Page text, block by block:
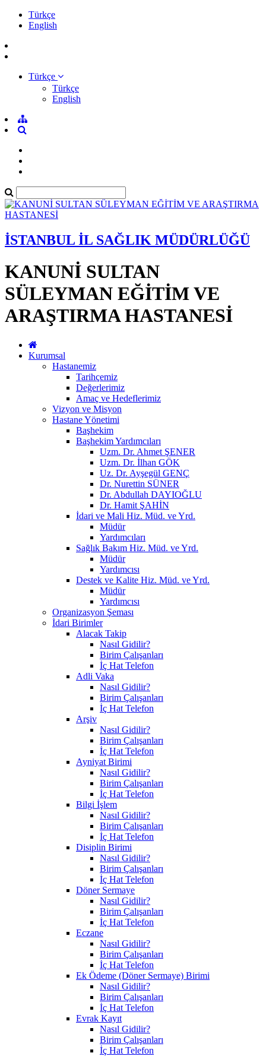
Türkçe
English
Türkçe
Türkçe
English
İSTANBUL İL SAĞLIK MÜDÜRLÜĞÜ
KANUNİ SULTAN
SÜLEYMAN EĞİTİM VE
ARAŞTIRMA HASTANESİ
Kurumsal
Hastanemiz
Tarihçemiz
Değerlerimiz
Amaç ve Hedeflerimiz
Vizyon ve Misyon
Hastane Yönetimi
Başhekim
Başhekim Yardımcıları
Uzm. Dr. Ahmet ŞENER
Uzm. Dr. İlhan GÖK
Uz. Dr. Ayşegül GENÇ
Dr. Nurettin SÜNER
Dr. Abdullah DAYIOĞLU
Dr. Hamit ŞAHİN
İdari ve Mali Hiz. Müd. ve Yrd.
Müdür
Yardımcıları
Sağlık Bakım Hiz. Müd. ve Yrd.
Müdür
Yardımcısı
Destek ve Kalite Hiz. Müd. ve Yrd.
Müdür
Yardımcısı
Organizasyon Şeması
İdari Birimler
Alacak Takip
Nasıl Gidilir?
Birim Çalışanları
İç Hat Telefon
Adli Vaka
Nasıl Gidilir?
Birim Çalışanları
İç Hat Telefon
Arşiv
Nasıl Gidilir?
Birim Çalışanları
İç Hat Telefon
Ayniyat Birimi
Nasıl Gidilir?
Birim Çalışanları
İç Hat Telefon
Bilgi İşlem
Nasıl Gidilir?
Birim Çalışanları
İç Hat Telefon
Disiplin Birimi
Nasıl Gidilir?
Birim Çalışanları
İç Hat Telefon
Döner Sermaye
Nasıl Gidilir?
Birim Çalışanları
İç Hat Telefon
Eczane
Nasıl Gidilir?
Birim Çalışanları
İç Hat Telefon
Ek Ödeme (Döner Sermaye) Birimi
Nasıl Gidilir?
Birim Çalışanları
İç Hat Telefon
Evrak Kayıt
Nasıl Gidilir?
Birim Çalışanları
İç Hat Telefon